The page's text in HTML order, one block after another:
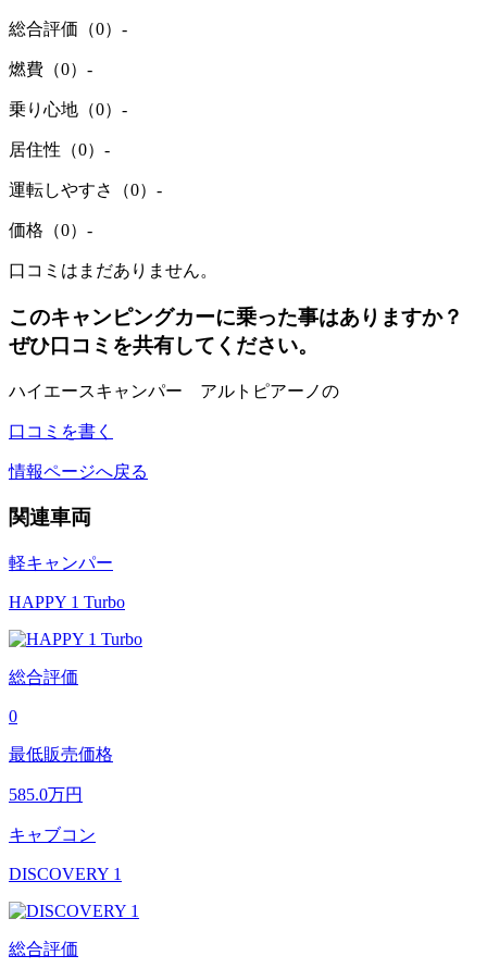
総合評価（0） -
燃費（0） -
乗り心地（0） -
居住性（0） -
運転しやすさ（0） -
価格（0） -
口コミはまだありません。
このキャンピングカーに乗った事はありますか？
ぜひ口コミを共有してください。
ハイエースキャンパー アルトピアーノの
口コミを書く
情報ページへ戻る
関連車両
軽キャンパー
HAPPY 1 Turbo
総合評価
0
最低販売価格
585.0万円
キャブコン
DISCOVERY 1
総合評価